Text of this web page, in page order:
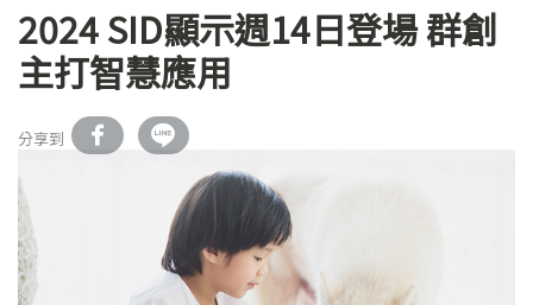
2024 SID顯示週14日登場 群創
主打智慧應用
分享到